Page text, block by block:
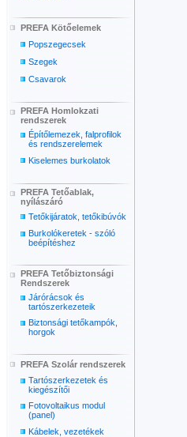
PREFA Kötőelemek
Popszegecsek
Szegek
Csavarok
PREFA Homlokzati
rendszerek
Építőlemezek, falprofilok
és rendszerelemek
Kiselemes burkolatok
PREFA Tetőablak,
nyílászáró
Tetőkijáratok, tetőkibúvók
Burkolókeretek - szóló
beépítéshez
PREFA Tetőbiztonsági
Rendszerek
Járórácsok és
tartószerkezeteik
Biztonsági tetőkampók,
horgok
PREFA Szolár rendszerek
Tartószerkezetek és
kiegészítői
Fotovoltaikus modul
(panel)
Kábelek, vezetékek